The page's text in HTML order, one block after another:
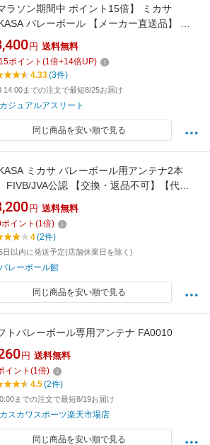
マラソン期間中 ポイント15倍】 ミカサ
バレーボール 【メーカー直送品】 イ
アバレーボール用アンテナ 学校 体育 授業
ブ 部活 判定サポート 試合 審判 ACAN200
円 送料無料
ポイント (1倍+14倍UP)
4.33(3件)
14:00までの注文で最短8/25お届け
カジュアルアスリート
同じ商品を安い順で見る
ミカサ バレーボール用アンテナ2本
JVA公認 【交換・返品不可】【代引
】
円 送料無料
ポイント (1倍)
4(2件)
日以内に発送予定(店舗休業日を除く)
バレーボール館
同じ商品を安い順で見る
トバレーボール専用アンテナ FA0010
円 送料無料
イント (1倍)
4.5(2件)
までの注文で最短8/19お届け
カスカワスポーツ楽天市場店
同じ商品を安い順で見る